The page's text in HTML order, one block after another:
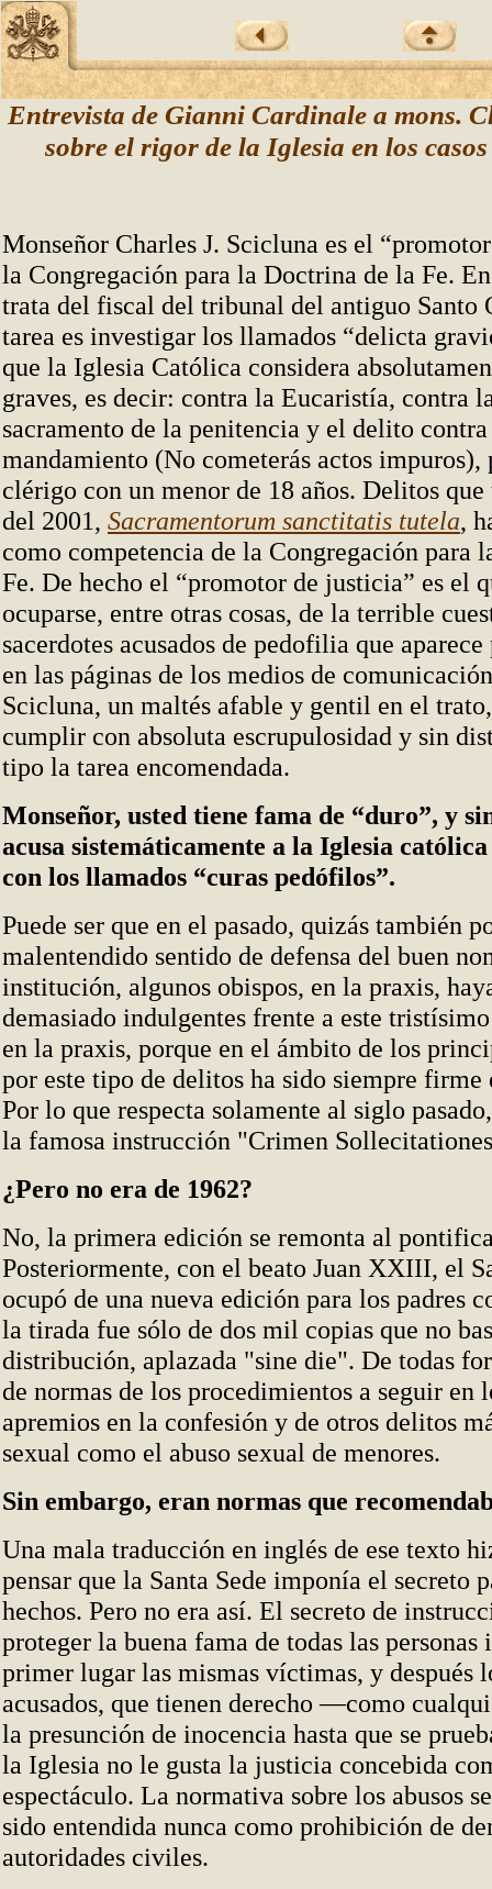
Entrevista de Gianni Cardinale a mons.
sobre el rigor de la Iglesia en los
Monseñor Charles J. Scicluna es el
la Congregación para la Doctrina de la Fe.
trata del fiscal del tribunal del antiguo Santo
tarea es investigar los llamados “delicta
que la Iglesia Católica considera
graves, es decir: contra la Eucaristía, contra
sacramento de la penitencia y el delito
mandamiento (No cometerás actos impuros),
clérigo con un menor de 18 años. Delitos
del 2001, Sacramentorum sanctitatis tutela,
como competencia de la Congregación para
Fe. De hecho el “promotor de justicia” es el
ocuparse, entre otras cosas, de la terrible
sacerdotes acusados de pedofilia que
en las páginas de los medios de
Scicluna, un maltés afable y gentil en el
cumplir con absoluta escrupulosidad y sin
tipo la tarea encomendada.
Monseñor, usted tiene fama de “duro”, y
acusa sistemáticamente a la Iglesia
con los llamados “curas pedófilos”.
Puede ser que en el pasado, quizás también
malentendido sentido de defensa del buen
institución, algunos obispos, en la praxis,
demasiado indulgentes frente a este
en la praxis, porque en el ámbito de los
por este tipo de delitos ha sido siempre firme
Por lo que respecta solamente al siglo
la famosa instrucción "Crimen
¿Pero no era de 1962?
No, la primera edición se remonta al
Posteriormente, con el beato Juan XXIII, el
ocupó de una nueva edición para los padres
la tirada fue sólo de dos mil copias que no
distribución, aplazada "sine die". De todas
de normas de los procedimientos a seguir en
apremios en la confesión y de otros delitos
sexual como el abuso sexual de menores.
Sin embargo, eran normas que
Una mala traducción en inglés de ese texto
pensar que la Santa Sede imponía el secreto
hechos. Pero no era así. El secreto de
proteger la buena fama de todas las personas
primer lugar las mismas víctimas, y después
acusados, que tienen derecho —como
la presunción de inocencia hasta que se
la Iglesia no le gusta la justicia concebida
espectáculo. La normativa sobre los abusos
sido entendida nunca como prohibición de
autoridades civiles.